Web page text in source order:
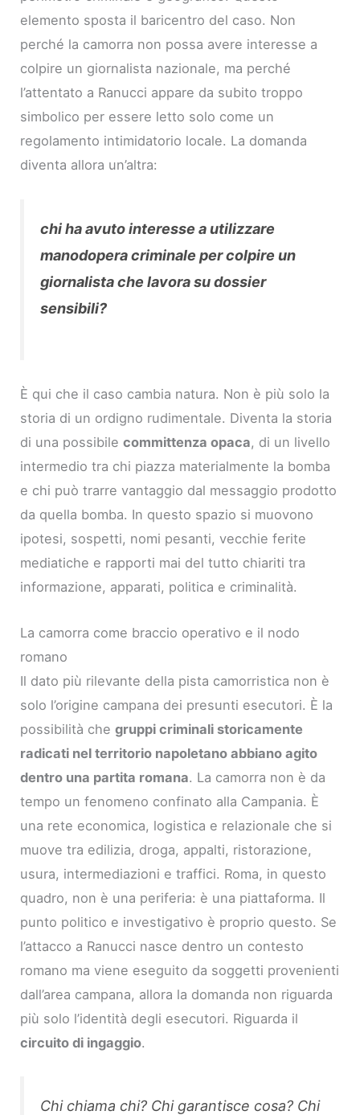
elemento sposta il baricentro del caso. Non
perché la camorra non possa avere interesse a
colpire un giornalista nazionale, ma perché
l’attentato a Ranucci appare da subito troppo
simbolico per essere letto solo come un
regolamento intimidatorio locale. La domanda
diventa allora un’altra:
chi ha avuto interesse a utilizzare
manodopera criminale per colpire un
giornalista che lavora su dossier
sensibili?
È qui che il caso cambia natura. Non è più solo la
storia di un ordigno rudimentale. Diventa la storia
di una possibilecommittenza opaca, di un livello
intermedio tra chi piazza materialmente la bomba
e chi può trarre vantaggio dal messaggio prodotto
da quella bomba. In questo spazio si muovono
ipotesi, sospetti, nomi pesanti, vecchie ferite
mediatiche e rapporti mai del tutto chiariti tra
informazione, apparati, politica e criminalità.
La camorra come braccio operativo e il nodo
romano
Il dato più rilevante della pista camorristica non è
solo l’origine campana dei presunti esecutori. È la
possibilità chegruppi criminali storicamente
radicati nel territorio napoletano abbiano agito
dentro una partita romana. La camorra non è da
tempo un fenomeno confinato alla Campania. È
una rete economica, logistica e relazionale che si
muove tra edilizia, droga, appalti, ristorazione,
usura, intermediazioni e traffici. Roma, in questo
quadro, non è una periferia: è una piattaforma. Il
punto politico e investigativo è proprio questo. Se
l’attacco a Ranucci nasce dentro un contesto
romano ma viene eseguito da soggetti provenienti
dall’area campana, allora la domanda non riguarda
più solo l’identità degli esecutori. Riguarda il
circuito di ingaggio.
Chi chiama chi? Chi garantisce cosa? Chi